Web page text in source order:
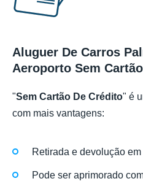
Aluguer De Carros
Aeroporto Sem
"Sem Cartão De Crédito" é
com mais vantagens:
Retirada e devolução
Pode ser aprimorado